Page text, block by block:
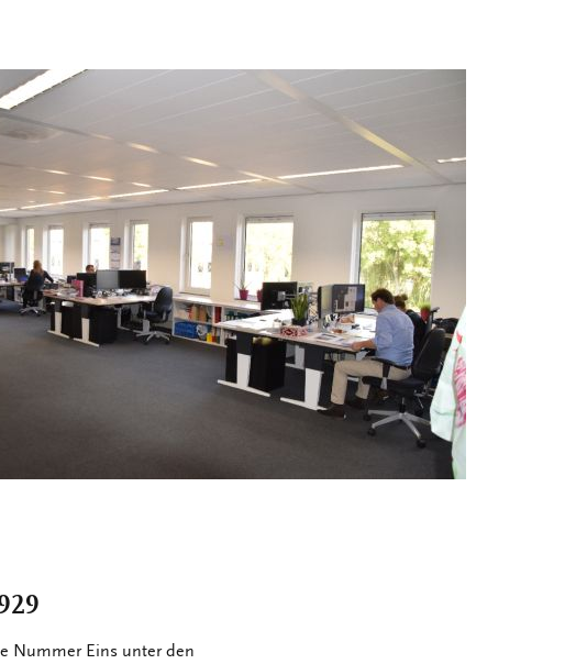
Nummer Eins unter den